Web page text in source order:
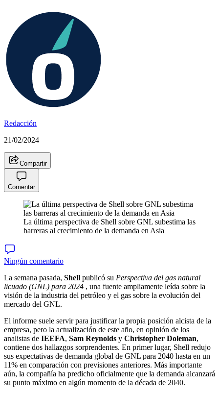
Redacción
21/02/2024
Compartir
Comentar
La última perspectiva de Shell sobre GNL subestima las
barreras al crecimiento de la demanda en Asia
Ningún comentario
La semana pasada, Shell publicó su Perspectiva del gas natural
licuado (GNL) para 2024 , una fuente ampliamente leída sobre la
visión de la industria del petróleo y el gas sobre la evolución del
mercado del GNL.
El informe suele servir para justificar la propia posición alcista de la
empresa, pero la actualización de este año, en opinión de los
analistas de IEEFA, Sam Reynolds y Christopher Doleman,
contiene dos hallazgos sorprendentes. En primer lugar, Shell redujo
sus expectativas de demanda global de GNL para 2040 hasta en un
11% en comparación con previsiones anteriores. Más importante
aún, la compañía ha predicho oficialmente que la demanda alcanzará
su punto máximo en algún momento de la década de 2040.